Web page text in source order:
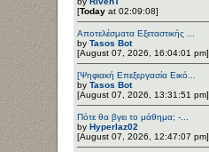
[Today at 02:09:08]
Αποτελέσματα Εξεταστικής ...
by Tasos Bot
[August 07, 2026, 16:04:01 pm]
[Ψηφιακή Επεξεργασία Εικό...
by Tasos Bot
[August 07, 2026, 13:31:51 pm]
Πότε θα βγει το μάθημα; -...
by Hyperlaz02
[August 07, 2026, 12:47:07 pm]